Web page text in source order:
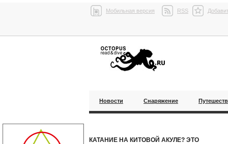
Мобильная версия RSS
Новости Снаряжение
КАТАНИЕ НА КИТОВОЙ АКУЛЕ? ЭТО